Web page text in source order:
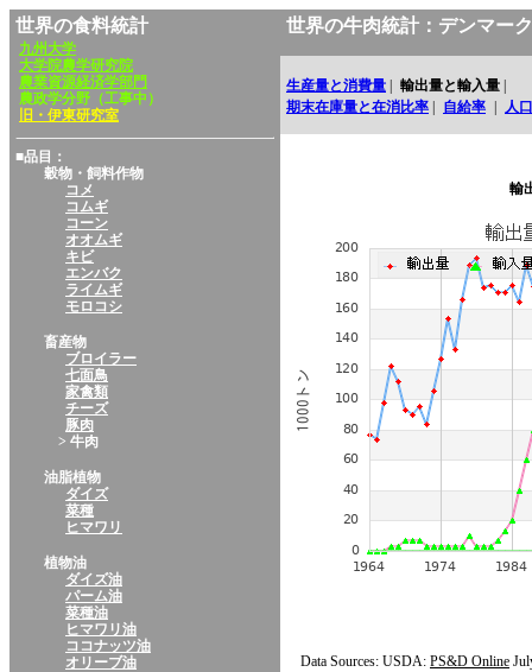
世界の食料統計
九州大学
大学院農学研究院
農業資源経済学部門
農政学分野（工事中）
旧・伊東研究室
■品目：
穀物・飼料作物
コメ
コムギ
コーン
オオムギ
キビ
エンバク
ライムギ
モロコシ
畜産物
ブロイラー
七面鳥
家禽類
チーズ
豚肉
> 牛肉
油脂植物
ダイズ
菜種
ヒマワリ
植物油
ダイズ油
パーム油
菜種油
ヒマワリ油
ココナッツ油
オリーブ油
世界の牛肉統計：デンマーク
生産量と消費量 輸出量と輸入量
期末在庫量と在消比率
自給率 人口
輸
Data Sources: USDA: PS&D Online